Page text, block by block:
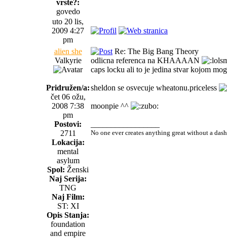
vrste?:
govedo
uto 20 lis,
2009 4:27
pm
alien she
Valkyrie
Pridružen/a:
čet 06 ožu,
2008 7:38
pm
Postovi:
2711
Lokacija:
mental
asylum
Spol: Ženski
Naj Serija:
TNG
Naj Film:
ST: XI
Opis Stanja:
foundation
and empire
Re: The Big Bang Theory
odlicna referenca na KHAAAAN
caps locku ali to je jedina stvar kojom
sheldon se osvecuje wheatonu.priceless
moonpie ^^
No one ever creates anything great without a